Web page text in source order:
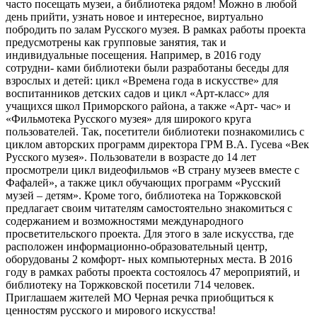
часто посещать музеи, а библиотека рядом! Можно в любой
день прийти, узнать новое и интересное, виртуально
побродить по залам Русского музея. В рамках работы проекта
предусмотрены как групповые занятия, так и
индивидуальные посещения. Например, в 2016 году
сотрудни- ками библиотеки были разработаны беседы для
взрослых и детей: цикл «Времена года в искусстве» для
воспитанников детских садов и цикл «Арт-класс» для
учащихся школ Приморского района, а также «Арт- час» и
«Фильмотека Русского музея» для широкого круга
пользователей. Так, посетители библиотеки познакомились с
циклом авторских программ директора ГРМ В.А. Гусева «Век
Русского музея». Пользователи в возрасте до 14 лет
просмотрели цикл видеофильмов «В страну музеев вместе с
Фафалей», а также цикл обучающих программ «Русский
музей – детям». Кроме того, библиотека на Торжковской
предлагает своим читателям самостоятельно знакомиться с
содержанием и возможностями международного
просветительского проекта. Для этого в зале искусства, где
расположен информационно-образовательный центр,
оборудованы 2 комфорт- ных компьютерных места. В 2016
году в рамках работы проекта состоялось 47 мероприятий, и
библиотеку на Торжковской посетили 714 человек.
Приглашаем жителей МО Черная речка приобщиться к
ценностям русского и мирового искусства!